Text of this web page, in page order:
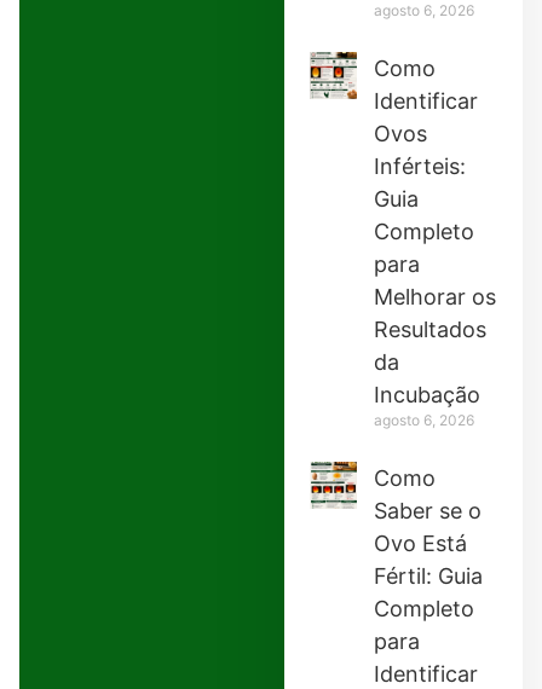
agosto 6, 2026
Como
Identificar
Ovos
Inférteis:
Guia
Completo
para
Melhorar os
Resultados
da
Incubação
agosto 6, 2026
Como
Saber se o
Ovo Está
Fértil: Guia
Completo
para
Identificar